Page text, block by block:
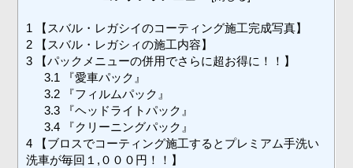
1 【スバル・レガシイのコーティング施工完成写真】
2 【スバル・レガシィの施工内容】
3 【パックメニューの併用でさらに超お得に！！】
3.1 『愛車パック』
3.2 『フィルムパック』
3.3 『ヘッドライトパック』
3.4 『クリーニングパック』
4 【ブロスでコーティング施工するとプレミアム手洗い
洗車が毎回１,０００円！！】